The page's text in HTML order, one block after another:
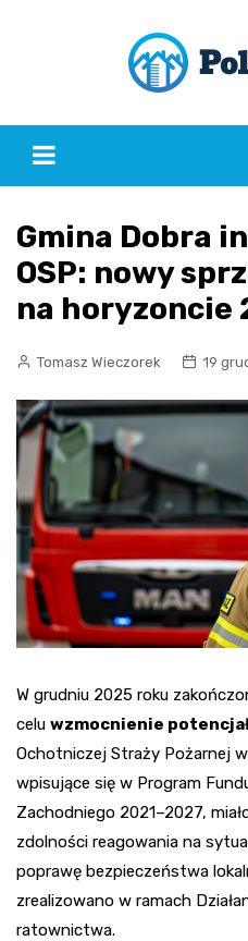
Gmina Dobra
OSP: nowy
na horyzoncie
Tomasz Wieczorek 19
W grudniu 2025 roku
celu wzmocnienie
Ochotniczej Straży Pożarnej
wpisujące się w Program
Zachodniego 2021–2027,
zdolności reagowania na
poprawę bezpieczeństwa
zrealizowano w ramach
ratownictwa.